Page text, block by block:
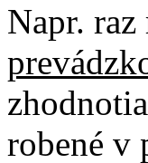
Napr.
robené v